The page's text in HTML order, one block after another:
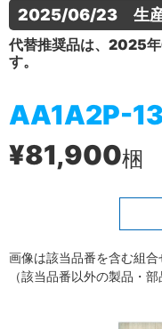
2025/06/23　生
代替推奨品は、2025
す。
AA1A2P-
¥81,900梱
画像は該当品番を含む組合
（該当品番以外の製品・